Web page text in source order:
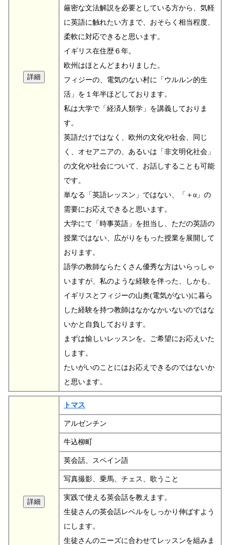
厳密な文法解説を必要としている方から、気軽
に英語に触れたい方まで、おそらく相当程度、
柔軟に対応できると思います。
イギリス在住歴６年。
欧州はほとんどまわりました。
フィジーの、電気のない村に「ウルルン的生
活」を１年半ほどしております。
私は大学で「経済人類学」を講義しておりま
す。
英語だけではなく、欧州の文化や社会、同じ
く、オセアニアの、あるいは「非文明化社会」
の文化や社会について、お話しすることも可能
です。
単なる「英語レッスン」ではない、「＋α」の
需要にお応えできると思います。
大学にて「時事英語」を担当し、ただの英語の
授業ではない、広がりをもった授業を展開して
おります。
語学の教師ならたくさん優秀な方はいらっしゃ
いますが、私のような経験を伴った、しかも、
イギリスとフィジーの山奥(電気がない)に暮ら
した経験を持つ教師はなかなかいないのではな
いかと自負しております。
まずは愉しいレッスンを。ご希望にお応えいた
します。
たいがいのことにはお応えできるのではないか
と思います。
トマス
アルゼンチン
牛込柳町
英会話、スペイン語
写真撮影、乗馬、チェス、歌うこと
実践で使える英会話を教えます。
生徒さんの英会話レベルをしっかり伸ばすよう
にします。
生徒さんのニーズに合わせてレッスンを組みま